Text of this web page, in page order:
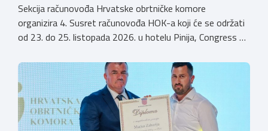
Sekcija računovođa Hrvatske obrtničke komore
organizira 4. Susret računovođa HOK-a koji će se održati
od 23. do 25. listopada 2026. u hotelu Pinija, Congress &
otvoren u petak, 23. listopada 2026. u
poslijepodnevnim, uz uvodno predavanje i pozdrav
domaćina. Tijekom subote, 24. listopada, održavat će se
predavanja, interaktivne radionice te okrugli stolovi na
aktualne teme. […]